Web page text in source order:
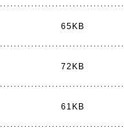
65KB
72KB
61KB